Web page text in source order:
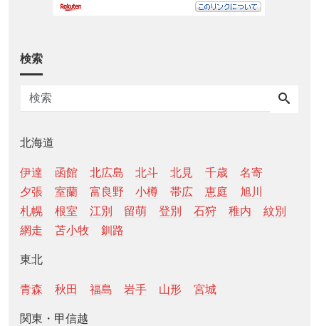
検索
北海道
伊達 函館 北広島 北斗 北見 千歳
名寄
夕張
室蘭 富良野 小樽 帯広 恵庭
旭川
札幌
根室 江別 留萌 登別 石狩 稚内
紋別
網走
苫小牧 釧路
東北
青森 秋田 福島 岩手 山形 宮城
関東・甲信越